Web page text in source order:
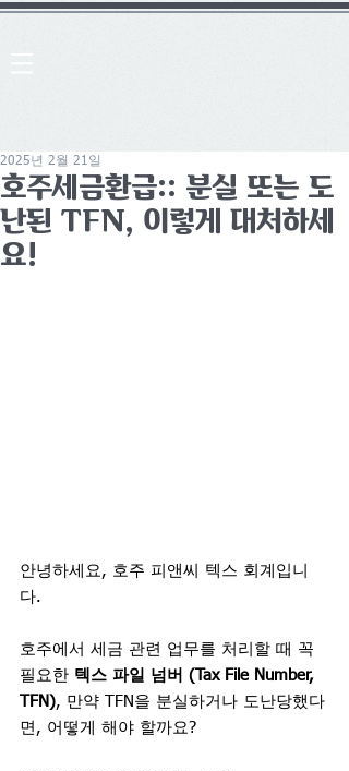
호주세금환급:: 분실 또는 도
난된 TFN, 이렇게 대처하세
요!
2025년 2월 21일
안녕하세요, 호주 피앤씨 텍스 회계입니
다.
호주에서 세금 관련 업무를 처리할 때 꼭
필요한 텍스 파일 넘버 (Tax File Number,
TFN), 만약 TFN을 분실하거나 도난당했다
면, 어떻게 해야 할까요?